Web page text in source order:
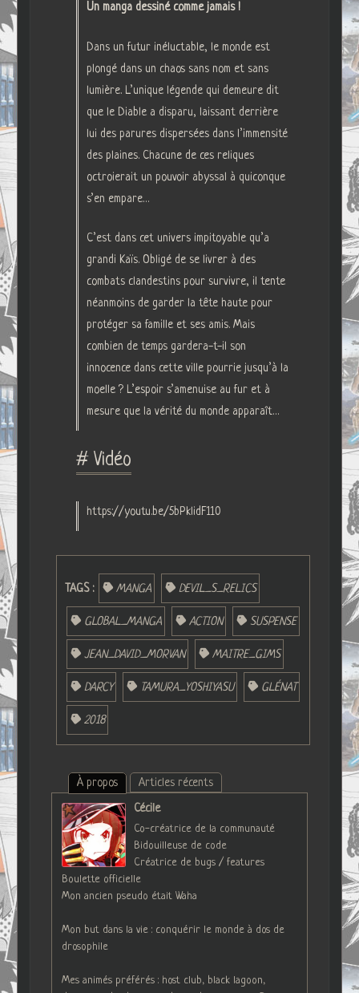
Un manga dessiné comme jamais !
Dans un futur inéluctable, le monde est
plongé dans un chaos sans nom et sans
lumière. L’unique légende qui demeure dit
que le Diable a disparu, laissant derrière
lui des parures dispersées dans l’immensité
des plaines. Chacune de ces reliques
octroierait un pouvoir abyssal à quiconque
s’en empare…
C’est dans cet univers impitoyable qu’a
grandi Kaïs. Obligé de se livrer à des
combats clandestins pour survivre, il tente
néanmoins de garder la tête haute pour
protéger sa famille et ses amis. Mais
combien de temps gardera-t-il son
innocence dans cette ville pourrie jusqu’à la
moelle ? L’espoir s’amenuise au fur et à
mesure que la vérité du monde apparaît…
# Vidéo
https://youtu.be/5bPklidF110
TAGS : MANGA DEVIL_S_RELICS
GLOBAL_MANGA ACTION SUSPENSE
JEAN_DAVID_MORVAN MAITRE_GIMS
DARCY TAMURA_YOSHIYASU GLÉNAT
2018
À propos
Articles récents
Cécile
Co-créatrice de la communauté
Bidouilleuse de code
Créatrice de bugs / features
Boulette officielle
Mon ancien pseudo était Waha
Mon but dans la vie : conquérir le monde à dos de
drosophile
Mes animés préférés : host club, black lagoon,